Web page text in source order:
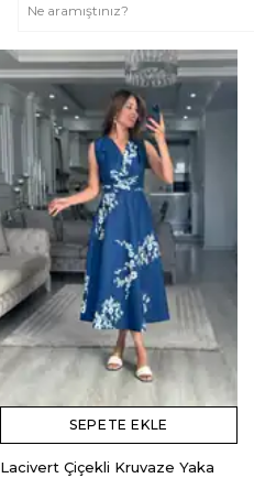
SEPETE EKLE
Lacivert Çiçekli Kruvaze Yaka